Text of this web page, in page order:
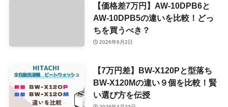
【価格差7万円】AW-10DPB6と
AW-10DPB5の違いを比較！どっ
ちを買うべき？
2026年6月2日
【7万円差】BW-X120Pと型落ち
BW-X120Mの違い９個を比較！賢
い選び方を伝授